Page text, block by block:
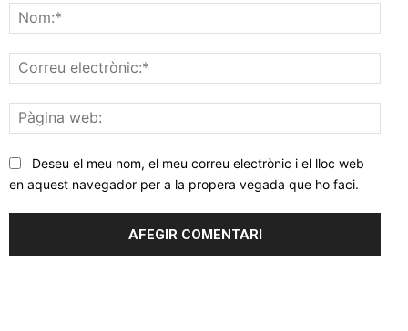
web:
Deseu el meu nom, el meu correu electrònic i el lloc web
en aquest navegador per a la propera vegada que ho faci.